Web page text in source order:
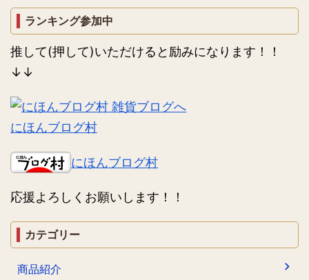
ランキング参加中
推して(押して)いただけると励みになります！！
↓↓
にほんブログ村
にほんブログ村
応援よろしくお願いします！！
カテゴリー
商品紹介